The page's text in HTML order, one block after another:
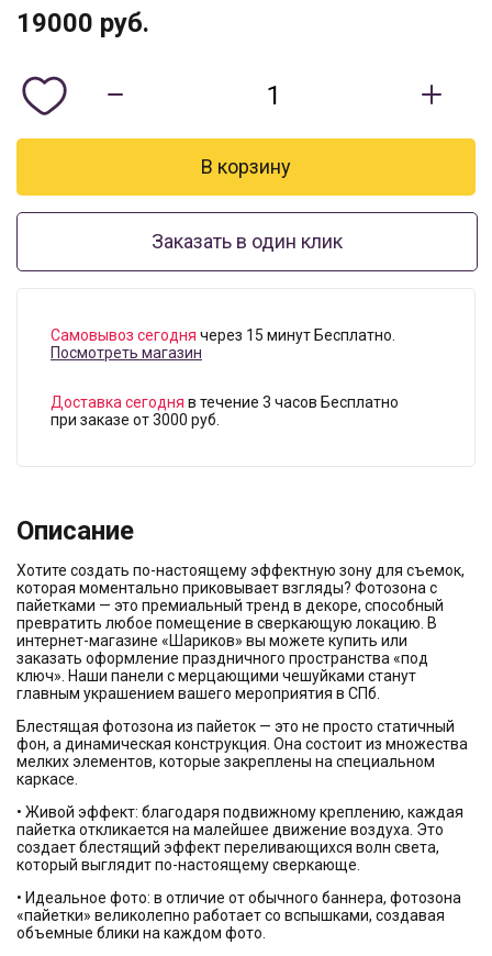
19000 руб.
Заказать в один клик
Самовывоз сегодня через 15 минут Бесплатно.
Посмотреть магазин
Доставка сегодня в течение 3 часов Бесплатно
при заказе от 3000 руб.
Описание
Хотите создать по-настоящему эффектную зону для съемок,
которая моментально приковывает взгляды? Фотозона с
пайетками — это премиальный тренд в декоре, способный
превратить любое помещение в сверкающую локацию. В
интернет-магазине «Шариков» вы можете купить или
заказать оформление праздничного пространства «под
ключ». Наши панели с мерцающими чешуйками станут
главным украшением вашего мероприятия в СПб.
Блестящая фотозона из пайеток — это не просто статичный
фон, а динамическая конструкция. Она состоит из множества
мелких элементов, которые закреплены на специальном
каркасе.
• Живой эффект: благодаря подвижному креплению, каждая
пайетка откликается на малейшее движение воздуха. Это
создает блестящий эффект переливающихся волн света,
который выглядит по-настоящему сверкающе.
• Идеальное фото: в отличие от обычного баннера, фотозона
«пайетки» великолепно работает со вспышками, создавая
объемные блики на каждом фото.